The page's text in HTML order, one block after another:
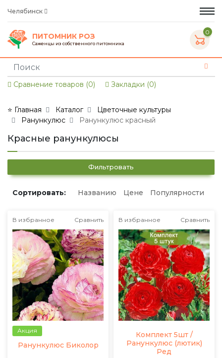
Челябинск
ПИТОМНИК РОЗ
Саженцы из собственного питомника
0
Сравнение товаров (0) Закладки (0)
⭐ Главная Каталог
Цветочные культуры
Ранункулюс
Ранункулюс красный
Красные ранункулюсы
Фильтровать
Сортировать: Названию Цене Популярности
В избранное Сравнить
Акция
Ранункулюс Биколор
В избранное Сравнить
Комплект 5шт /
Ранункулюс (лютик)
Ред